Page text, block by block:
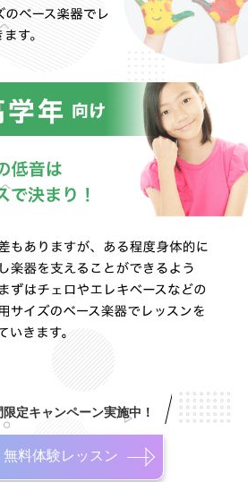
定キャンペーン実施中！
無料体験レッスン